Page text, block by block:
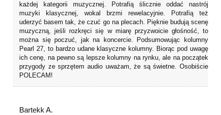
każdej kategorii muzycznej. Potrafią ślicznie oddać nastrój
muzyki klasycznej, wokal brzmi rewelacyjnie. Potrafią też
uderzyć basem tak, że czuć go na plecach. Pięknie budują scenę
muzyczną, jeśli rozkręci się w miarę przyzwoicie głośność, to
można się poczuć, jak na koncercie. Podsumowując kolumny
Pearl 27, to bardzo udane klasyczne kolumny. Biorąc pod uwagę
ich cenę, na pewno są lepsze kolumny na rynku, ale na początek
przygody ze sprzętem audio uważam, że są świetne. Osobiście
POLECAM!
Bartekk A.